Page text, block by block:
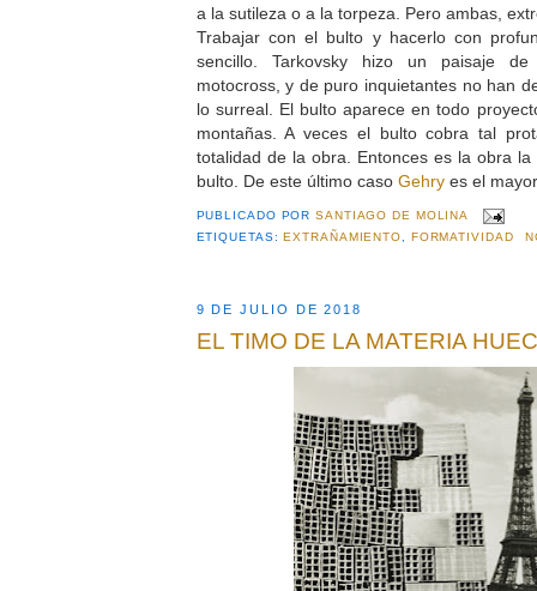
a la sutileza o a la torpeza. Pero ambas,
Trabajar con el bulto y hacerlo con
sencillo. Tarkovsky hizo un paisaje
motocross, y de puro inquietantes no han
lo surreal. El bulto aparece en todo
montañas. A veces el bulto cobra tal
totalidad de la obra. Entonces es la obra
bulto. De este último caso Gehryes el
PUBLICADO PORSANTIAGO DE MOLINA
ETIQUETAS: EXTRAÑAMIENTO, FORMATIVIDAD
9 DE JULIO DE 2018
EL TIMO DE LA MATERIA